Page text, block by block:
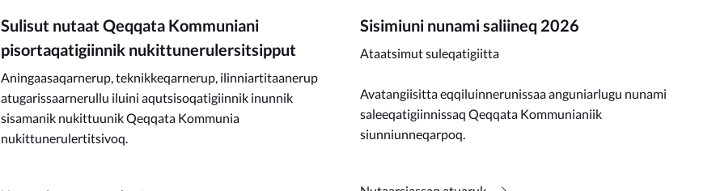
Sulisut nutaat Qeqqata Kommuniani
pisortaqatigiinnik nukittunerulersitsipput
Aningaasaqarnerup, teknikkeqarnerup, ilinniartitaanerup
atugarissaarnerullu iluini aqutsisoqatigiinnik inunnik
sisamanik nukittuunik Qeqqata Kommunia
nukittunerulertitsivoq.
Sisimiuni nunami saliineq 2026
Ataatsimut suleqatigiitta
Avatangiisitta eqqiluinnerunissaa anguniarlugu nunami
saleeqatigiinnissaq Qeqqata Kommunianiik
siunniunneqarpoq.